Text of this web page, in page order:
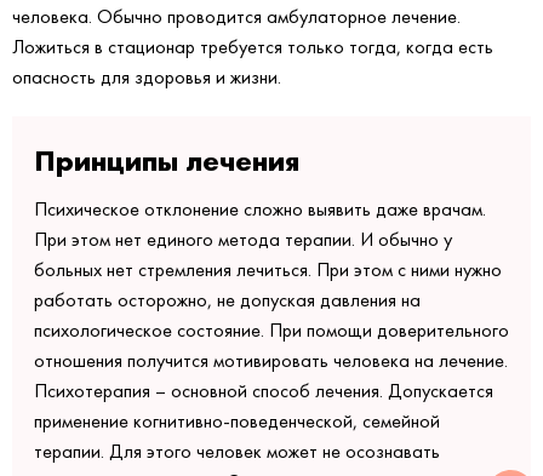
человека. Обычно проводится амбулаторное лечение.
Ложиться в стационар требуется только тогда, когда есть
опасность для здоровья и жизни.
Принципы лечения
Психическое отклонение сложно выявить даже врачам.
При этом нет единого метода терапии. И обычно у
больных нет стремления лечиться. При этом с ними нужно
работать осторожно, не допуская давления на
психологическое состояние. При помощи доверительного
отношения получится мотивировать человека на лечение.
Психотерапия – основной способ лечения. Допускается
применение когнитивно-поведенческой, семейной
терапии. Для этого человек может не осознавать